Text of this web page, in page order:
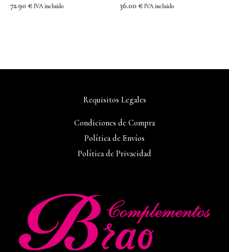
72.90 € IVA incluido 36.00 € IVA incluido
Requisitos Legales
Condiciones de Compra
Política de Envíos
Política de Privacidad